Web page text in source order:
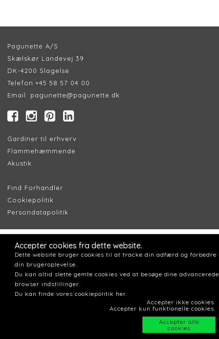
Pagunette A/S
Skælskør Landevej 39
DK-4200 Slagelse
Telefon:+45 58 57 04 00
Email: pagunette@pagunette.dk
Gardiner til erhverv
Flammehæmmende
Akustik
Find Forhandler
Cookiepolitik
Persondatapolitik
Accepter cookies fra dette website.
Dette website bruger cookies til at tracke din adfærd og forbedre
din brugeroplevelse.
Du kan altid slette gemte cookies ved at besøge dine advancerede
browser indstillinger.
Du kan finde vores cookiepolitik her.
Accepter ikke cookies
Accepter kun funktionelle cookies
Accepter alle
cookies